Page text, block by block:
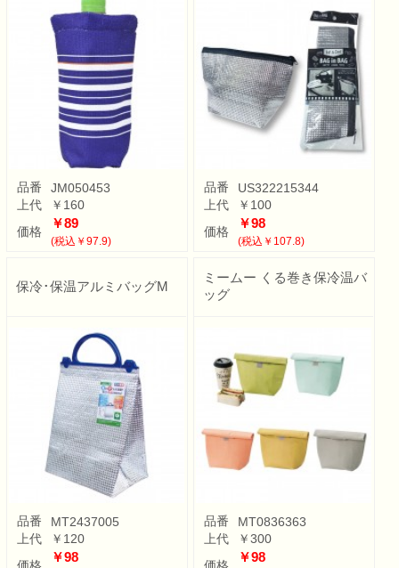
品番
JM050453
上代
￥160
価格
￥89
(税込￥97.9)
品番
US322215344
上代
￥100
価格
￥98
(税込￥107.8)
保冷･保温アルミバッグM
品番
MT2437005
上代
￥120
価格
￥98
ミームー くる巻き保冷温バ
ッグ
品番
MT0836363
上代
￥300
価格
￥98